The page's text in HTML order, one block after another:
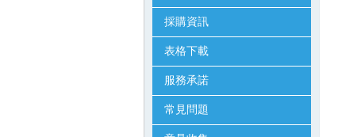
採購資訊
表格下載
服務承諾
常見問題